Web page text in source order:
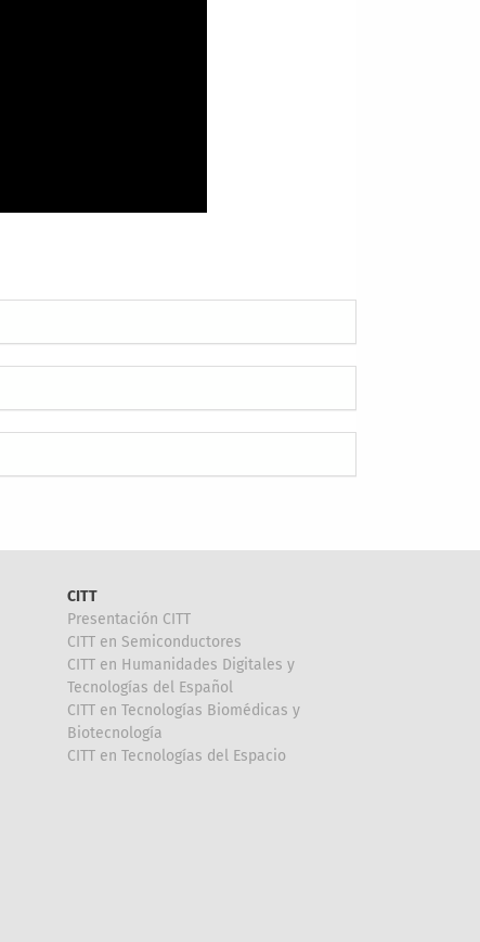
CITT
Presentación CITT
CITT en Semiconductores
CITT en Humanidades Digitales y
Tecnologías del Español
CITT en Tecnologías Biomédicas y
Biotecnología
CITT en Tecnologías del Espacio